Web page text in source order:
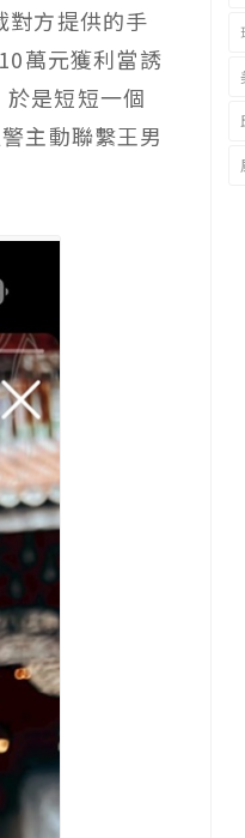
對方提供的手
萬元獲利當誘
是短短一個
主動聯繫王男